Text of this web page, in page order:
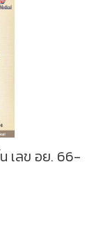
เลข อย. 66-